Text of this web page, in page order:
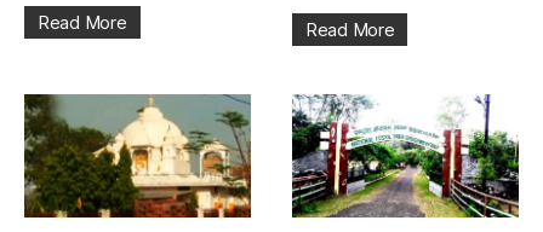
Read More
Read More